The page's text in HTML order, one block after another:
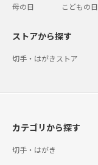
母の日 こどもの日
ストアから探す
切手・はがきストア
カテゴリから探す
切手・はがき